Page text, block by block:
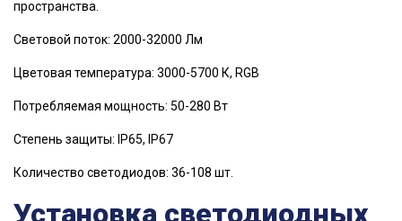
пространства.
Световой поток: 2000-32000 Лм
Цветовая температура: 3000-5700 К, RGB
Потребляемая мощность: 50-280 Вт
Степень защиты: IP65, IP67
Количество светодиодов: 36-108 шт.
Установка светодиодных